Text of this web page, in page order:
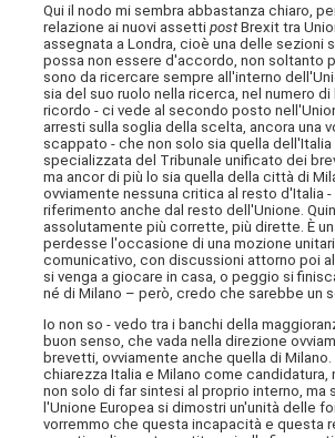
Qui il nodo mi sembra abbastanza chiaro,
relazione ai nuovi assettipostBrexit tra
assegnata a Londra, cioè una delle
possa non essere d'accordo, non soltanto
sono da ricercare sempre all'interno
sia del suo ruolo nella ricerca, nel numero
ricordo - ci vede al secondo posto
arresti sulla soglia della scelta, ancora una
scappato - che non solo sia quella
specializzata del Tribunale unificato dei
ma ancor di più lo sia quella della città di
ovviamente nessuna critica al resto d'Italia
riferimento anche dal resto dell'Unione.
assolutamente più corrette, più dirette. È
perdesse l'occasione di una mozione
comunicativo, con discussioni attorno poi
si venga a giocare in casa, o peggio si
né di Milano – però, credo che sarebbe un
Io non so - vedo tra i banchi della
buon senso, che vada nella direzione
brevetti, ovviamente anche quella di
chiarezza Italia e Milano come
non solo di far sintesi al proprio interno,
l'Unione Europea si dimostri un'unità delle
vorremmo che questa incapacità e questa